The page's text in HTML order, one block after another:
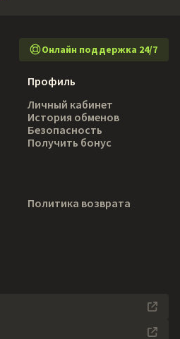
Онлайн поддержка 24/7
Профиль
Личный кабинет
История обменов
Безопасность
Получить бонус
Политика возврата